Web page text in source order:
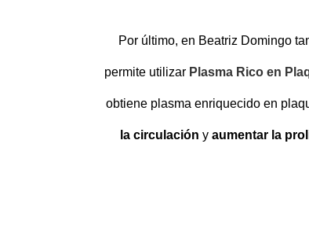
Por último, en Beatriz Domingo
permite utilizar Plasma Rico en
obtiene plasma enriquecido en
la circulación y aumentar la